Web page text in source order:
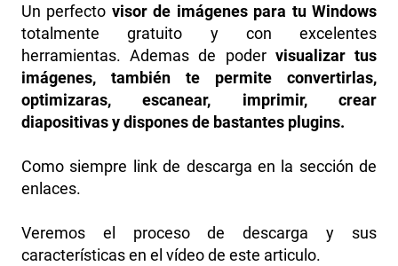
Un perfecto visor de imágenes para tu Windows
totalmente gratuito y con excelentes
herramientas. Ademas de poder visualizar tus
imágenes, también te permite convertirlas,
optimizaras, escanear, imprimir, crear
diapositivas y dispones de bastantes plugins.
Como siempre link de descarga en la sección de
enlaces.
Veremos el proceso de descarga y sus
características en el vídeo de este articulo.